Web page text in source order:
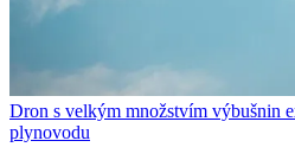
Dron s velkým množstvím výbušnin
plynovodu